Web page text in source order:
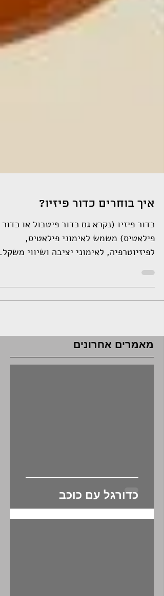
איך בוחרים כדור פיזיו?
כדור פיזיו (נקרא גם כדור פיטבול או כדור
פילאטיס) משמש לאימוני פילאטיס,
לפיזיוטרפיה, לאימוני יציבה ושיווי משקל.
והוא גם מאוד נפוץ לשימוש...
מאמרים אחרונים
כדורגל עם כוכב